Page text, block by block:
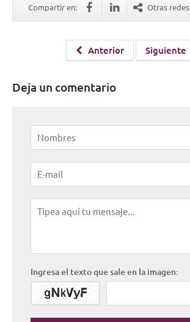
Compartir en: Otras redes
Anterior Siguiente
Deja un comentario
Ingresa el texto que sale en la imagen: